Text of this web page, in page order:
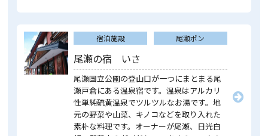
宿泊施設 尾瀬ポン
尾瀬の宿 いさ
尾瀬国立公園の登山口が一つにまとまる尾
瀬戸倉にある温泉宿です。温泉はアルカリ
性単純硫黄温泉でツルツルなお湯です。地
元の野菜や山菜、キノコなどを取り入れた
素朴な料理です。オーナーが尾瀬、日光白